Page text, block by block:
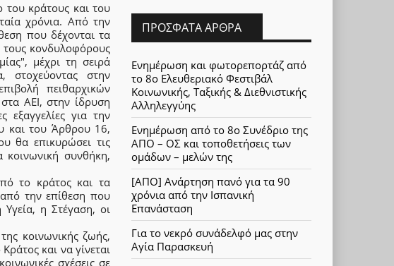
του κράτους και του
χρόνια. Από την
που δέχονται τα
τους κονδυλοφόρους
μέχρι τη σειρά
στοχεύοντας στην
πειθαρχικών
ΑΕΙ, στην ίδρυση
εξαγγελίες για την
και του Άρθρου 16,
θα επικυρώσει τις
κοινωνική συνθήκη,
το κράτος και τα
την επίθεση που
η Στέγαση, οι
κοινωνικής ζωής,
και να γίνεται
σχέσεις σε
ΠΡΌΣΦΑΤΑ ΆΡΘΡΑ
Ενημέρωση και φωτορεπορτάζ από
το 8ο Ελευθεριακό Φεστιβάλ
Κοινωνικής, Ταξικής & Διεθνιστικής
Αλληλεγγύης
Ενημέρωση από το 8ο Συνέδριο της
ΑΠΟ – ΟΣ και τοποθετήσεις των
ομάδων – μελών της
[ΑΠΟ] Ανάρτηση πανό για τα 90
χρόνια από την Ισπανική
Επανάσταση
Για το νεκρό συνάδελφό μας στην
Αγία Παρασκευή